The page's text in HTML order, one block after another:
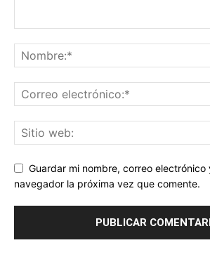
Guardar mi nombre, correo
navegador la próxima vez que comente.